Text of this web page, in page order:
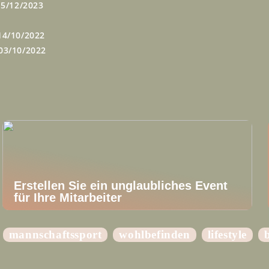
12/2023
10/2022
10/2022
Erstellen Sie ein unglaubliches Event
für Ihre Mitarbeiter
mannschaftssport wohlbefinden lifestyle